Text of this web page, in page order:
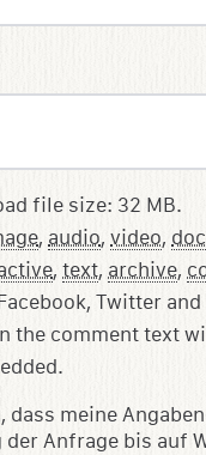
dass meine
der Anfrage bis auf
file size: 32 MB.
, audio, video,
, text, archive,
Twitter
the comment text